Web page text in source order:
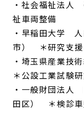
・社会福祉法
祉車両整備
・早稲田大学
市） ＊研究支援
・埼玉県産業技
＊公設工業試験
・一般財団法人
田区） ＊検診車